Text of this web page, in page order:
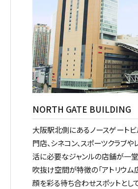
NORTH GATE BUILDING
大阪駅北側にあるノースゲート
門店、シネコン、スポーツクラブや
活に必要なジャンルの店舗が一堂
吹抜け空間が特徴の「アトリウム
顔を彩る待ち合わせスポットとし